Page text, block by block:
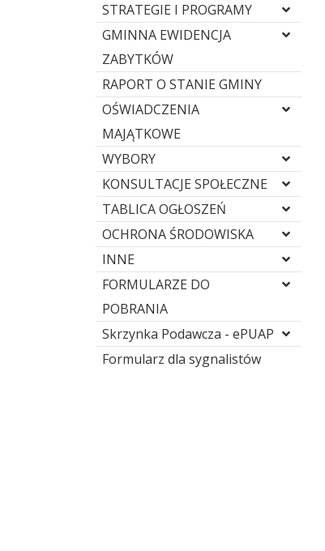
STRATEGIE I PROGRAMY
GMINNA EWIDENCJA
ZABYTKÓW
RAPORT O STANIE GMINY
OŚWIADCZENIA
MAJĄTKOWE
WYBORY
KONSULTACJE SPOŁECZNE
TABLICA OGŁOSZEŃ
OCHRONA ŚRODOWISKA
INNE
FORMULARZE DO
POBRANIA
Skrzynka Podawcza - ePUAP
Formularz dla sygnalistów